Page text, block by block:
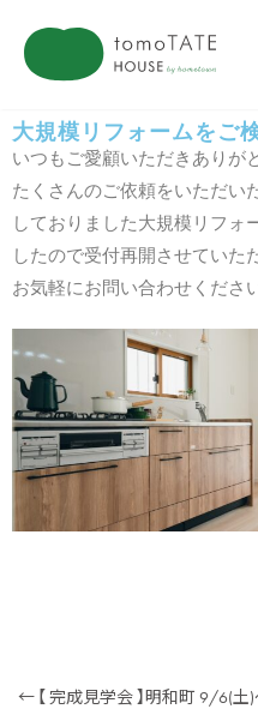
大規模リフォームをご
いつもご愛顧いただきありが
たくさんのご依頼をいただい
しておりました大規模リフォ
したので受付再開させていた
お気軽にお問い合わせください
← 【 完成見学会 】明和町 9/6(